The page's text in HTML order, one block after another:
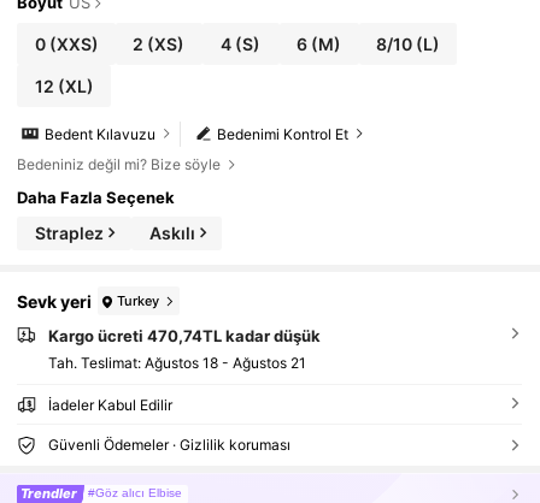
0(XXS) 2 (XS) 4 (S) 6 (M) 8/10 (L)
12 (XL)
Bedenimi Kontrol Et
Bedent Kılavuzu
Bedeniniz değil mi? Bize söyle
Daha Fazla Seçenek
Straplez Askılı
Sevk yeri Turkey
Kargo ücreti 470,74TL kadar düşük
Tah. Teslimat: Ağustos 18 - Ağustos 21
İadeler Kabul Edilir
Güvenli Ödemeler · Gizlilik koruması
Trendler #Göz alıcı Elbise